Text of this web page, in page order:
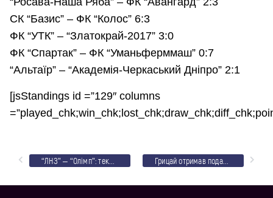
СК “Базис” – ФК “Колос” 6:3
ФК “УТК” – “Златокрай-2017” 3:0
ФК “Спартак” – ФК “Уманьферммаш” 0:7
“Альтаїр” – “Академія-Черкаський Дніпро” 2:1
[jsStandings id =”129″ columns
Грицай отримав подарунок за найкращий гол червня